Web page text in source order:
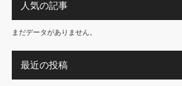
人気の記事
まだデータがありません。
最近の投稿